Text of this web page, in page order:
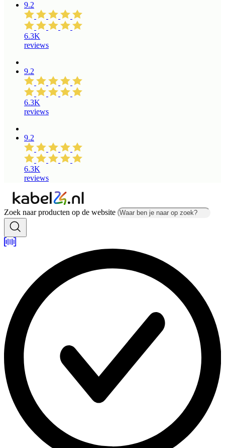
9.2
6.3K
reviews
9.2
6.3K
reviews
9.2
6.3K
reviews
Zoek naar producten op de website